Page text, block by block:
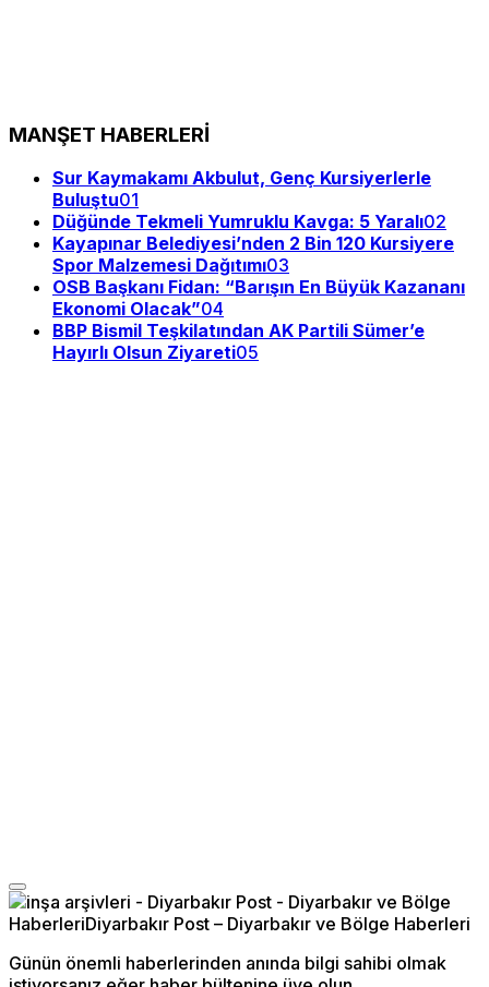
MANŞET HABERLERİ
Sur Kaymakamı Akbulut, Genç Kursiyerlerle
Buluştu01
Düğünde Tekmeli Yumruklu Kavga: 5 Yaralı02
Kayapınar Belediyesi’nden 2 Bin 120 Kursiyere
Spor Malzemesi Dağıtımı03
OSB Başkanı Fidan: “Barışın En Büyük Kazananı
Ekonomi Olacak”04
BBP Bismil Teşkilatından AK Partili Sümer’e
Hayırlı Olsun Ziyareti05
Günün önemli haberlerinden anında bilgi sahibi olmak